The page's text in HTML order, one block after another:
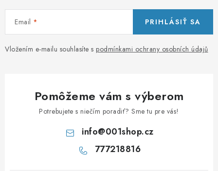
Email
Vložením e-mailu souhlasíte s podmínkami ochrany osobních údajů
PRIHLÁSIŤ SA
Pomôžeme vám s výberom
Potrebujete s niečím poradiť? Sme tu pre vás!
info@001shop.cz
777218816